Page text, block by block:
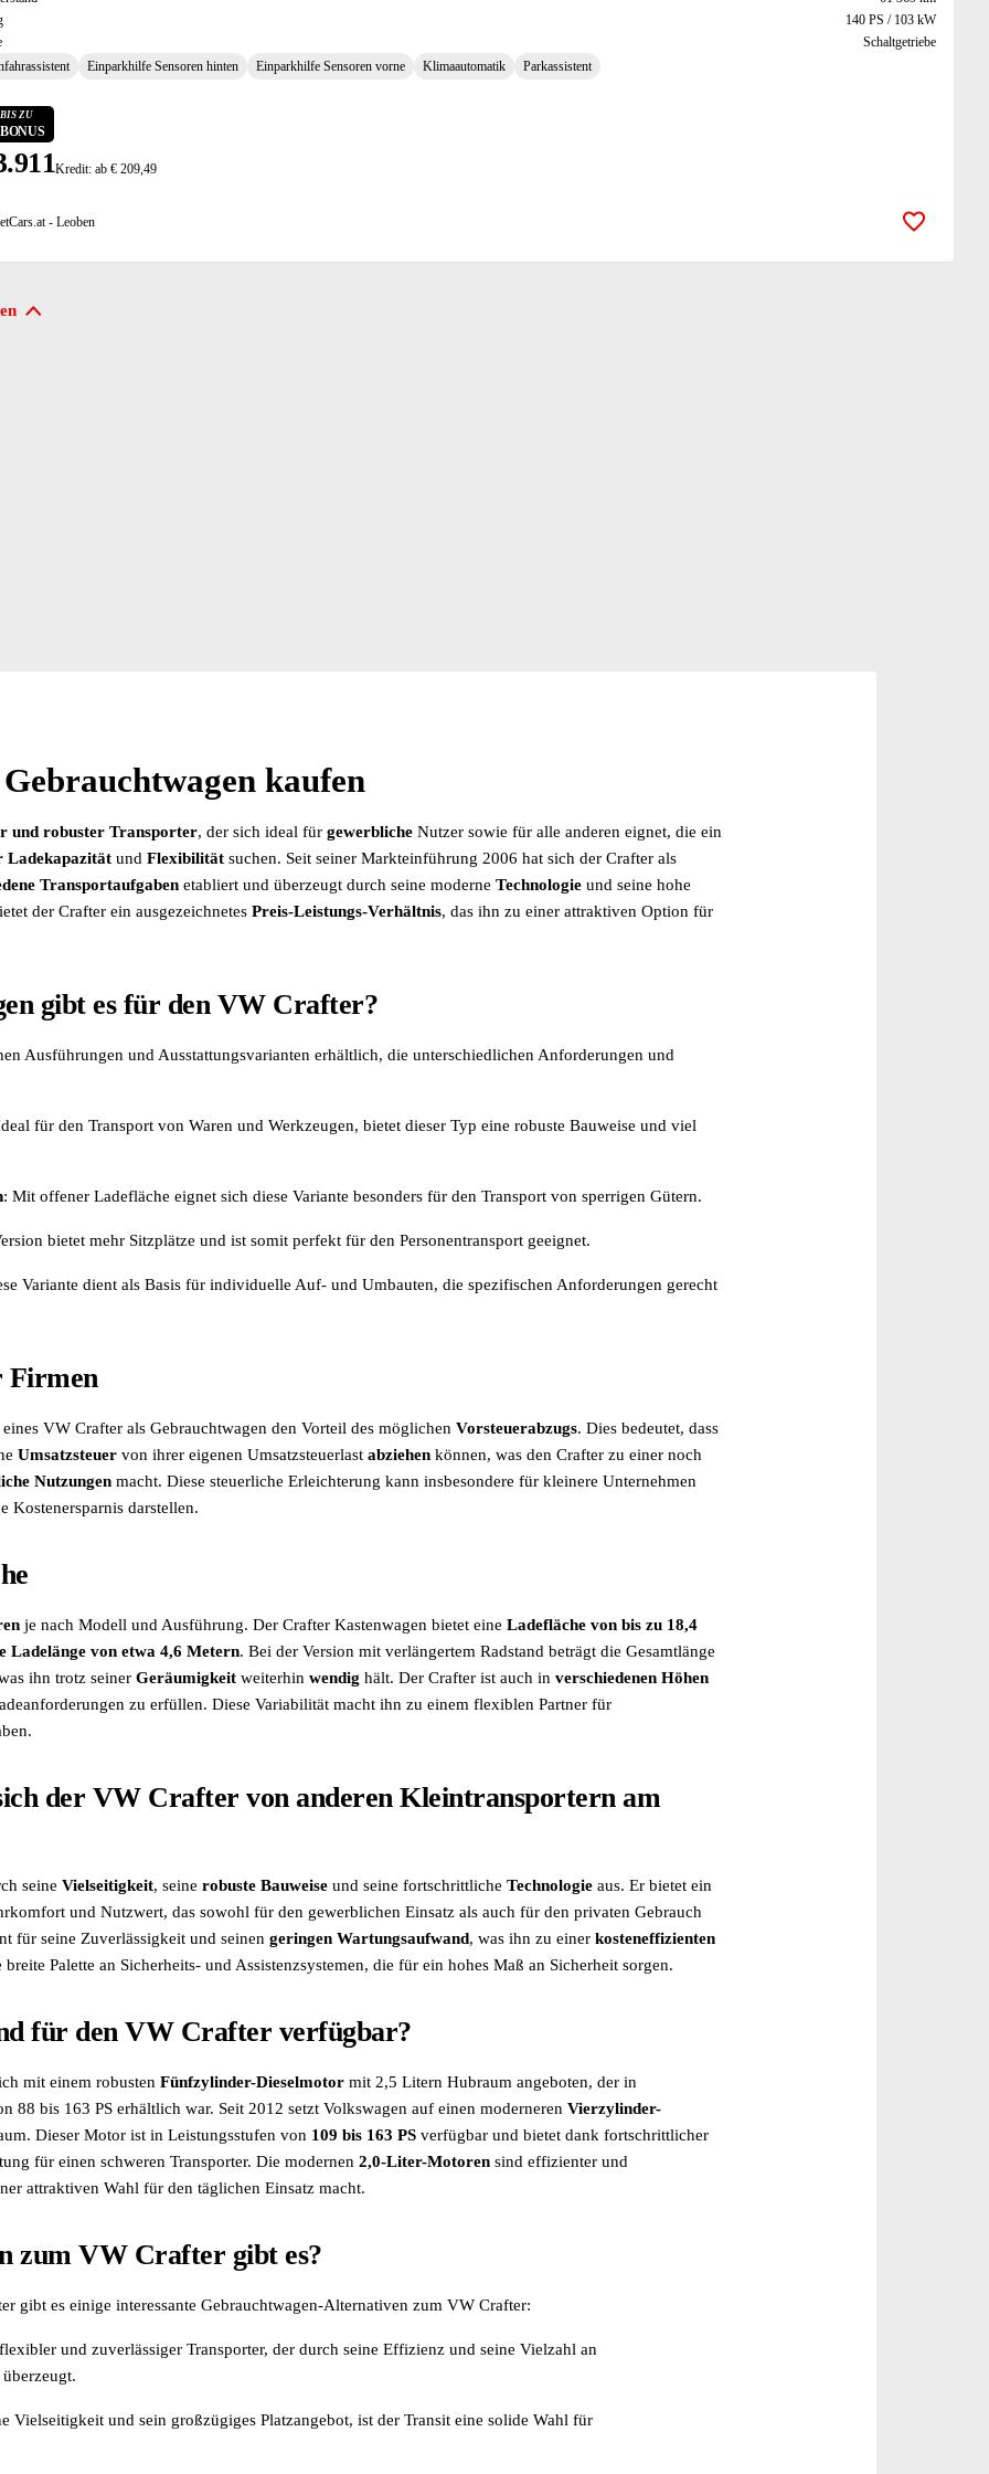
140 PS / 103 kW
Schaltgetriebe
Einparkhilfe Sensoren hinten Einparkhilfe Sensoren vorne Klimaautomatik Parkassistent
ZU
Kredit: ab € 209,49
- Leoben Zur
kaufen
und robuster Transporter, der sich ideal für gewerbliche Nutzer sowie für alle anderen eignet, die ein
Ladekapazität und Flexibilität suchen. Seit seiner Markteinführung 2006 hat sich der Crafter als
Transportaufgaben etabliert und überzeugt durch seine moderne Technologie und seine hohe
der Crafter ein ausgezeichnetes Preis-Leistungs-Verhältnis, das ihn zu einer attraktiven Option für
gibt es für den VW Crafter?
Ausführungen und Ausstattungsvarianten erhältlich, die unterschiedlichen Anforderungen und
für den Transport von Waren und Werkzeugen, bietet dieser Typ eine robuste Bauweise und viel
: Mit offener Ladefläche eignet sich diese Variante besonders für den Transport von sperrigen Gütern.
bietet mehr Sitzplätze und ist somit perfekt für den Personentransport geeignet.
Variante dient als Basis für individuelle Auf- und Umbauten, die spezifischen Anforderungen gerecht
Firmen
VW Crafter als Gebrauchtwagen den Vorteil des möglichen Vorsteuerabzugs. Dies bedeutet, dass
Umsatzsteuer von ihrer eigenen Umsatzsteuerlast abziehen können, was den Crafter zu einer noch
Nutzungen macht. Diese steuerliche Erleichterung kann insbesondere für kleinere Unternehmen
Kostenersparnis darstellen.
je nach Modell und Ausführung. Der Crafter Kastenwagen bietet eine Ladefläche von bis zu 18,4
Ladelänge von etwa 4,6 Metern. Bei der Version mit verlängertem Radstand beträgt die Gesamtlänge
ihn trotz seiner Geräumigkeit weiterhin wendig hält. Der Crafter ist auch in verschiedenen Höhen
zu erfüllen. Diese Variabilität macht ihn zu einem flexiblen Partner für
der VW Crafter von anderen Kleintransportern am
seine Vielseitigkeit, seine robuste Bauweise und seine fortschrittliche Technologie aus. Er bietet ein
und Nutzwert, das sowohl für den gewerblichen Einsatz als auch für den privaten Gebrauch
für seine Zuverlässigkeit und seinen geringen Wartungsaufwand, was ihn zu einer kosteneffizienten
Palette an Sicherheits- und Assistenzsystemen, die für ein hohes Maß an Sicherheit sorgen.
für den VW Crafter verfügbar?
mit einem robusten Fünfzylinder-Dieselmotor mit 2,5 Litern Hubraum angeboten, der in
88 bis 163 PS erhältlich war. Seit 2012 setzt Volkswagen auf einen moderneren Vierzylinder-
Dieser Motor ist in Leistungsstufen von 109 bis 163 PS verfügbar und bietet dank fortschrittlicher
für einen schweren Transporter. Die modernen 2,0-Liter-Motoren sind effizienter und
attraktiven Wahl für den täglichen Einsatz macht.
zum VW Crafter gibt es?
gibt es einige interessante Gebrauchtwagen-Alternativen zum VW Crafter:
und zuverlässiger Transporter, der durch seine Effizienz und seine Vielzahl an
Vielseitigkeit und sein großzügiges Platzangebot, ist der Transit eine solide Wahl für